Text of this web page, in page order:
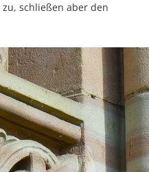
schließen aber den